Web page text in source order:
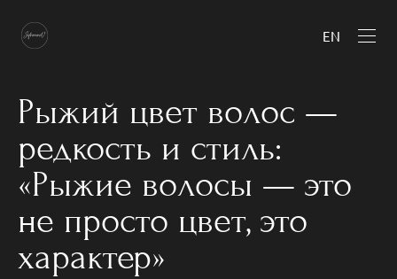
EN
Рыжий цвет волос —
редкость и стиль:
«Рыжие волосы — это
не просто цвет, это
характер»